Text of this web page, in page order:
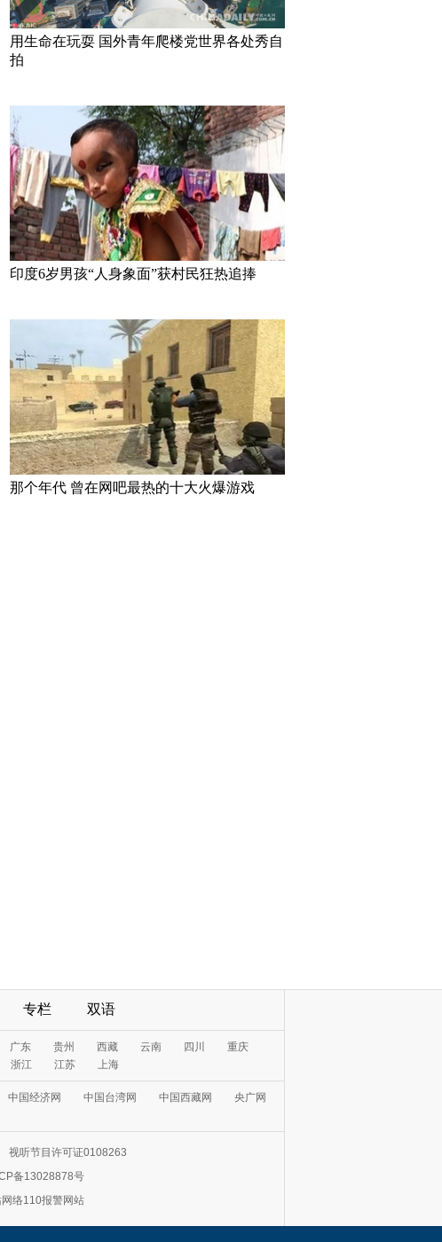
高墙之内：探访泰国重刑犯监狱
丹麦小猫拥有奇异大眼 睡觉时仍
半睁
用生命在玩耍 国外青年爬楼党世界各处秀自
拍
印度6岁男孩“人身象面”获村民狂热追捧
那个年代 曾在网吧最热的十大火爆游戏
专栏 双语
广东 贵州 西藏 云南 四川
重庆
浙江 江苏 上海
中国经济网 中国台湾网 中国西藏网
央广网
视听节目许可证0108263
备13028878号
网络110报警网站